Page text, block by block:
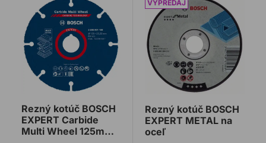
Rezný kotúč BOSCH
EXPERT Carbide
Multi Wheel 125mm
Rezný kotúč BOSCH
EXPERT METAL na
oceľ